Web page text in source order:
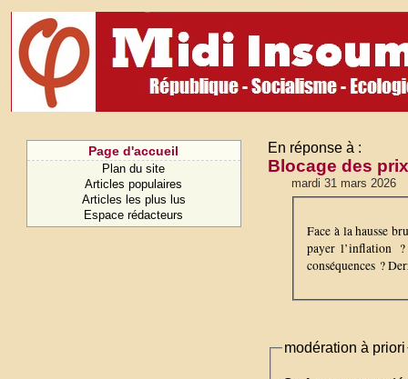
Page d'accueil
Plan du site
Articles populaires
Articles les plus lus
Espace rédacteurs
En réponse à :
Blocage des
mardi 31 mars 2026
Face à la hausse
payer l’inflation
conséquences ?
modération à priori